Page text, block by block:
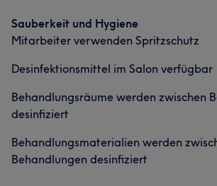
Sauberkeit und Hygiene
Mitarbeiter verwenden Spritzschutz
Desinfektionsmittel im Salon verfügbar
Behandlungsräume werden zwischen
desinfiziert
Behandlungsmaterialien werden
Behandlungen desinfiziert